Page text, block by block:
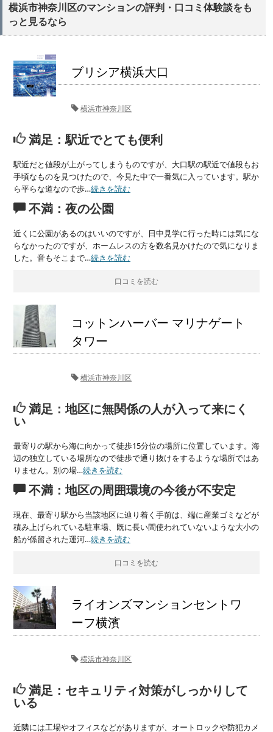
横浜市神奈川区のマンションの評判・口コミ体験談をも
っと見るなら
ブリシア横浜大口
横浜市神奈川区
満足：駅近でとても便利
駅近だと値段が上がってしまうものですが、大口駅の駅近で値段もお
手頃なものを見つけたので、今見た中で一番気に入っています。駅か
ら平らな道なので歩…続きを読む
不満：夜の公園
近くに公園があるのはいいのですが、日中見学に行った時には気にな
らなかったのですが、ホームレスの方を数名見かけたので気になりま
した。音もそこまで…続きを読む
口コミを読む
コットンハーバー マリナゲート
タワー
横浜市神奈川区
満足：地区に無関係の人が入って来にく
い
最寄りの駅から海に向かって徒歩15分位の場所に位置しています。海
辺の独立している場所なので徒歩で通り抜けをするような場所ではあ
りません。別の場…続きを読む
不満：地区の周囲環境の今後が不安定
現在、最寄り駅から当該地区に辿り着く手前は、端に産業ゴミなどが
積み上げられている駐車場、既に長い間使われていないような大小の
船が係留された運河…続きを読む
口コミを読む
ライオンズマンションセントワ
ーフ横濱
横浜市神奈川区
満足：セキュリティ対策がしっかりして
いる
近隣には工場やオフィスなどがありますが、オートロックや防犯カメ